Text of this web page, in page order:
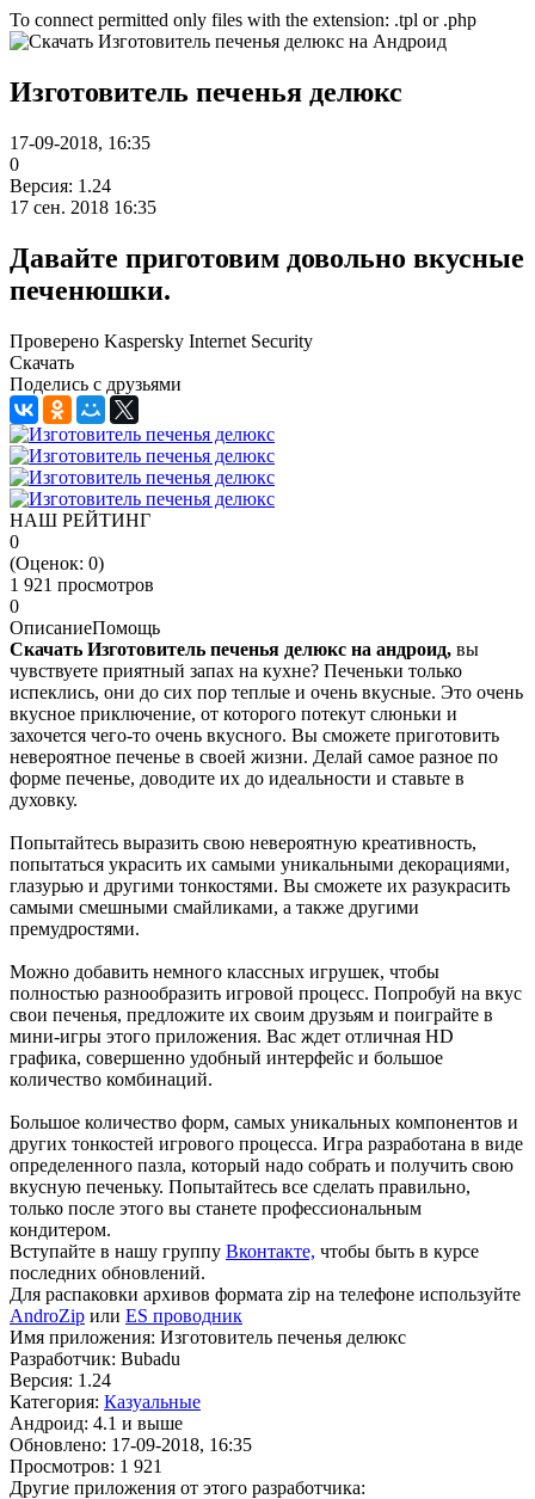
To connect permitted only files with the extension: .tpl or .php
Изготовитель печенья делюкс
17-09-2018, 16:35
0
Версия: 1.24
17 сен. 2018 16:35
Давайте приготовим довольно вкусные
печенюшки.
Проверено Kaspersky Internet Security
Скачать
Поделись с друзьями
НАШ РЕЙТИНГ
0
(Оценок: 0)
1 921 просмотров
0
ОписаниеПомощь
Скачать Изготовитель печенья делюкс на андроид, вы
чувствуете приятный запах на кухне? Печеньки только
испеклись, они до сих пор теплые и очень вкусные. Это очень
вкусное приключение, от которого потекут слюньки и
захочется чего-то очень вкусного. Вы сможете приготовить
невероятное печенье в своей жизни. Делай самое разное по
форме печенье, доводите их до идеальности и ставьте в
духовку.
Попытайтесь выразить свою невероятную креативность,
попытаться украсить их самыми уникальными декорациями,
глазурью и другими тонкостями. Вы сможете их разукрасить
самыми смешными смайликами, а также другими
премудростями.
Можно добавить немного классных игрушек, чтобы
полностью разнообразить игровой процесс. Попробуй на вкус
свои печенья, предложите их своим друзьям и поиграйте в
мини-игры этого приложения. Вас ждет отличная HD
графика, совершенно удобный интерфейс и большое
количество комбинаций.
Большое количество форм, самых уникальных компонентов и
других тонкостей игрового процесса. Игра разработана в виде
определенного пазла, который надо собрать и получить свою
вкусную печеньку. Попытайтесь все сделать правильно,
только после этого вы станете профессиональным
кондитером.
Вступайте в нашу группу Вконтакте, чтобы быть в курсе
последних обновлений.
Для распаковки архивов формата zip на телефоне используйте
AndroZip или ES проводник
Имя приложения: Изготовитель печенья делюкс
Разработчик: Bubadu
Версия: 1.24
Категория: Казуальные
Андроид: 4.1 и выше
Обновлено: 17-09-2018, 16:35
Просмотров: 1 921
Другие приложения от этого разработчика: